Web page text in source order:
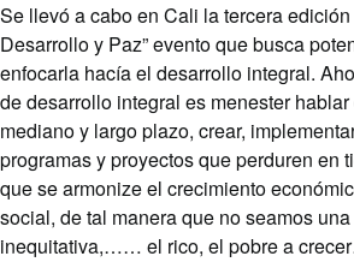
Se llevó a cabo en Cali la tercera
Desarrollo y Paz” evento que busca
enfocarla hacía el desarrollo integral.
de desarrollo integral es menester
mediano y largo plazo, crear,
programas y proyectos que perduren en
que se armonize el crecimiento
social, de tal manera que no seamos
inequitativa,…… el rico, el pobre a